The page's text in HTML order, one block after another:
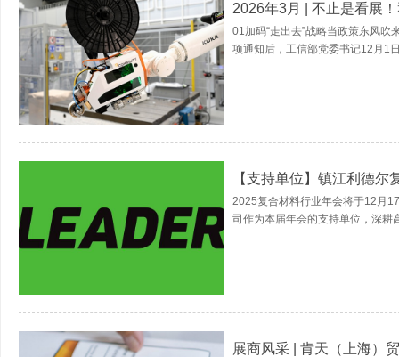
2026年3月 | 不止是看展
01加码“走出去”战略当政策东风吹
项通知后，工信部党委书记12月1
【支持单位】镇江利德
2025复合材料行业年会将于12月
司作为本届年会的支持单位，深耕
展商风采 | 肯天（上海）